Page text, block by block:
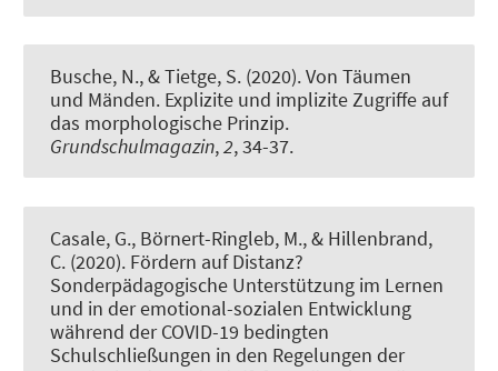
Busche, N., & Tietge, S. (2020).Von Täumen
und Mänden. Explizite und implizite Zugriffe auf
das morphologische Prinzip.
Grundschulmagazin,2, 34-37.
Casale, G., Börnert-Ringleb, M., & Hillenbrand,
C. (2020). Fördern auf Distanz?
Sonderpädagogische Unterstützung im Lernen
und in der emotional-sozialen Entwicklung
während der COVID-19 bedingten
Schulschließungen in den Regelungen der